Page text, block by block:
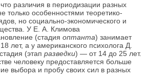
различия в периодизации разных
только особенностями теоретико-
но социально-экономического и
У Е. А. Климова
(стадия оптанта) занимает
лет, а у американского психолога Д.
(этап разведки) — от 14 до 25 лет.
человеку предоставляется больше
выбора и пробу своих сил в разных